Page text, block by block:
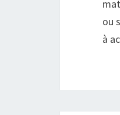
ou
à